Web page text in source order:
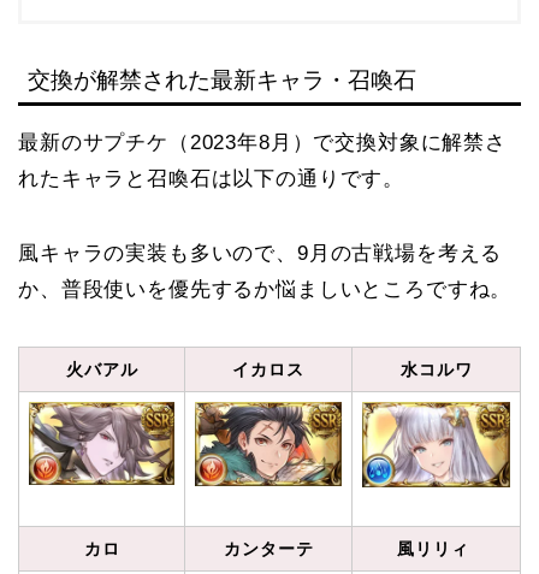
交換が解禁された最新キャラ・召喚石
最新のサプチケ（2023年8月）で交換対象に解禁さ
れたキャラと召喚石は以下の通りです。
風キャラの実装も多いので、9月の古戦場を考える
か、普段使いを優先するか悩ましいところですね。
火バアル イカロス 水コルワ
カロ カンターテ 風リリィ